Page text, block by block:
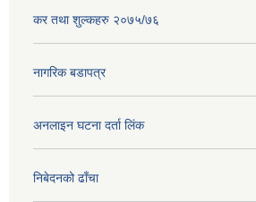
कर तथा शुल्कहरु २०७५/७६
नागरिक बडापत्र
अनलाइन घटना दर्ता लिंक
निबेदनको ढाँचा